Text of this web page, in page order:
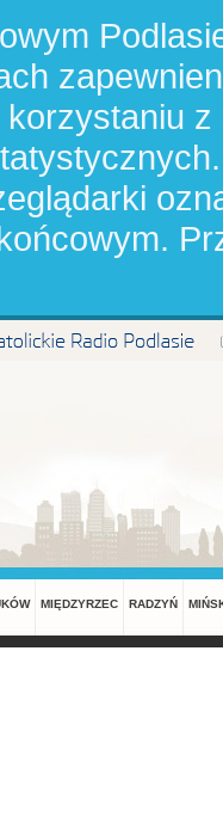
MIĘDZYRZEC RADZYŃ